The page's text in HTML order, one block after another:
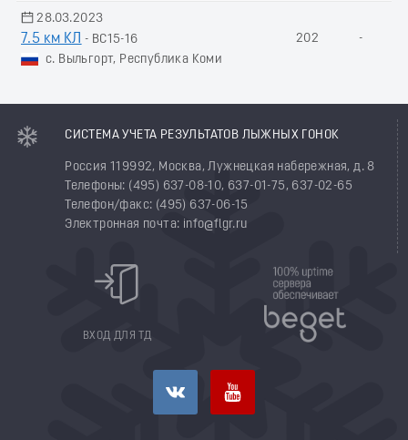
28.03.2023
7.5 км КЛ
- ВС15-16
с. Выльгорт, Республика Коми
202 -
СИСТЕМА УЧЕТА РЕЗУЛЬТАТОВ ЛЫЖНЫХ ГОНОК
Россия 119992, Москва, Лужнецкая набережная, д. 8
Телефоны: (495) 637-08-10, 637-01-75, 637-02-65
Телефон/факс: (495) 637-06-15
Электронная почта: info@flgr.ru
ВХОД ДЛЯ ТД